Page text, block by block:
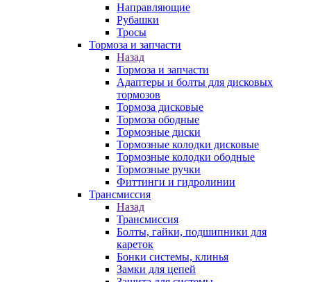
Направляющие
Рубашки
Тросы
Тормоза и запчасти
Назад
Тормоза и запчасти
Адаптеры и болты для дисковых
тормозов
Тормоза дисковые
Тормоза ободные
Тормозные диски
Тормозные колодки дисковые
Тормозные колодки ободные
Тормозные ручки
Фиттинги и гидролинии
Трансмиссия
Назад
Трансмиссия
Болты, гайки, подшипники для
кареток
Бонки системы, клинья
Замки для цепей